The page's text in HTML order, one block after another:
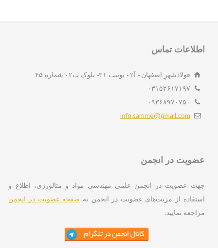
تماس
فولادشهرِ اصفهان - آ۲ - یونیت ۳۱- بلوک ب۲ - شماره ۴۵
۰۳۱۵۲۶۱۷۱۹۷
۰۹۳۶۸۹۷۰۷۵۰
info.samme@gmail.com
در انجمن
عضویت در انجمن علمی مهندسی مواد و متالورژی، اطلاع و
از مزیت‌های عضویت در انجمن بهصفحه عضویت در انجمن
نمایید.